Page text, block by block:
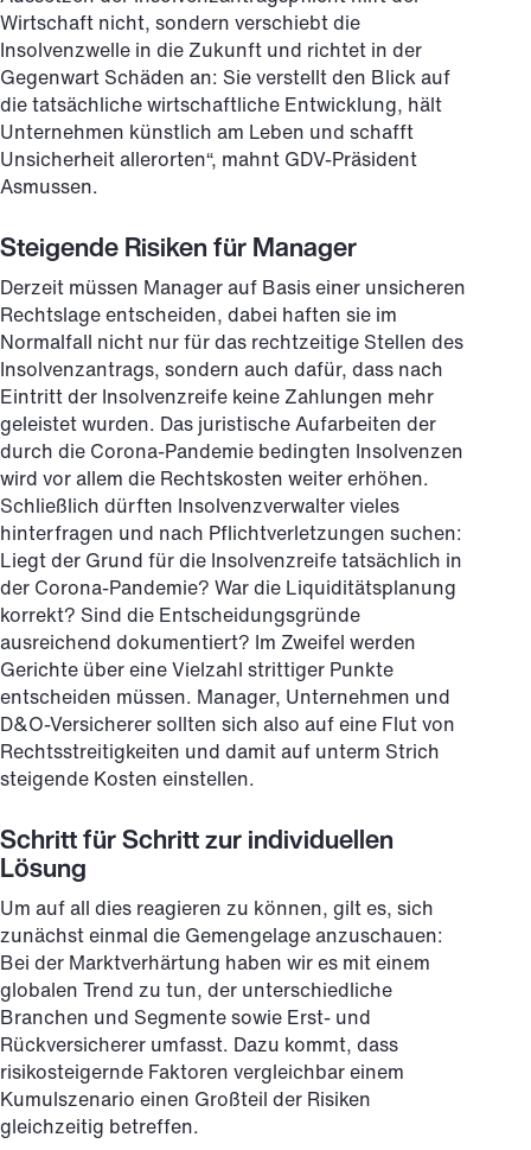
Wirtschaft nicht, sondern verschiebt die
Insolvenzwelle in die Zukunft und richtet in der
Gegenwart Schäden an: Sie verstellt den Blick auf
die tatsächliche wirtschaftliche Entwicklung, hält
Unternehmen künstlich am Leben und schafft
Unsicherheit allerorten“, mahnt GDV-Präsident
Asmussen.
Steigende Risiken für Manager
Derzeit müssen Manager auf Basis einer unsicheren
Rechtslage entscheiden, dabei haften sie im
Normalfall nicht nur für das rechtzeitige Stellen des
Insolvenzantrags, sondern auch dafür, dass nach
Eintritt der Insolvenzreife keine Zahlungen mehr
geleistet wurden. Das juristische Aufarbeiten der
durch die Corona-Pandemie bedingten Insolvenzen
wird vor allem die Rechtskosten weiter erhöhen.
Schließlich dürften Insolvenzverwalter vieles
hinterfragen und nach Pflichtverletzungen suchen:
Liegt der Grund für die Insolvenzreife tatsächlich in
der Corona-Pandemie? War die Liquiditätsplanung
korrekt? Sind die Entscheidungsgründe
ausreichend dokumentiert? Im Zweifel werden
Gerichte über eine Vielzahl strittiger Punkte
entscheiden müssen. Manager, Unternehmen und
D&O-Versicherer sollten sich also auf eine Flut von
Rechtsstreitigkeiten und damit auf unterm Strich
steigende Kosten einstellen.
Schritt für Schritt zur individuellen
Lösung
Um auf all dies reagieren zu können, gilt es, sich
zunächst einmal die Gemengelage anzuschauen:
Bei der Marktverhärtung haben wir es mit einem
globalen Trend zu tun, der unterschiedliche
Branchen und Segmente sowie Erst- und
Rückversicherer umfasst. Dazu kommt, dass
risikosteigernde Faktoren vergleichbar einem
Kumulszenario einen Großteil der Risiken
gleichzeitig betreffen.